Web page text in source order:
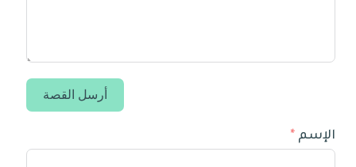
أرسل القصة
الإسم